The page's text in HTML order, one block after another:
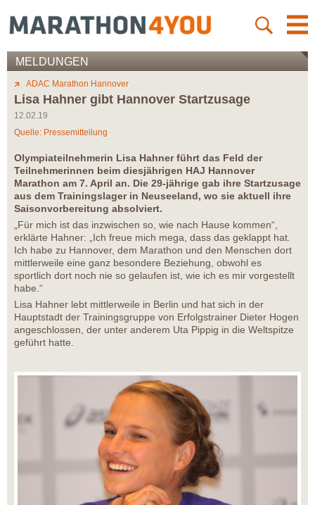
MELDUNGEN
ADAC Marathon Hannover
Lisa Hahner gibt Hannover Startzusage
12.02.19
Quelle: Pressemitteilung
Olympiateilnehmerin Lisa Hahner führt das Feld der
Teilnehmerinnen beim diesjährigen HAJ Hannover
Marathon am 7. April an. Die 29-jährige gab ihre Startzusage
aus dem Trainingslager in Neuseeland, wo sie aktuell ihre
Saisonvorbereitung absolviert.
„Für mich ist das inzwischen so, wie nach Hause kommen“,
erklärte Hahner: „Ich freue mich mega, dass das geklappt hat.
Ich habe zu Hannover, dem Marathon und den Menschen dort
mittlerweile eine ganz besondere Beziehung, obwohl es
sportlich dort noch nie so gelaufen ist, wie ich es mir vorgestellt
habe.“
Lisa Hahner lebt mittlerweile in Berlin und hat sich in der
Hauptstadt der Trainingsgruppe von Erfolgstrainer Dieter Hogen
angeschlossen, der unter anderem Uta Pippig in die Weltspitze
geführt hatte.